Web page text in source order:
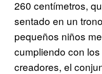
260 centímetros,
sentado en un
pequeños niños
cumpliendo con
creadores, el